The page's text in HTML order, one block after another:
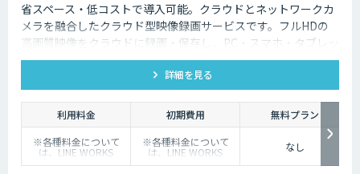
省スペース・低コストで導入可能。クラウドとネットワークカ
メラを融合したクラウド型映像録画サービスです。フルHDの
高画質映像をクラウドに録画・保存し、PC・スマホ・タブレッ
トからいつでもどこでも確認可能。省スペース・低コストで導
入でき、安定した品質と柔軟な運用性を兼ね備えています。
詳細を見る
利用料金 初期費用
無料プラン
※各種料金について
は、LINE WORKS
Visionの販売店までお
※各種料金について
は、LINE WORKS
Visionの販売店までお
なし